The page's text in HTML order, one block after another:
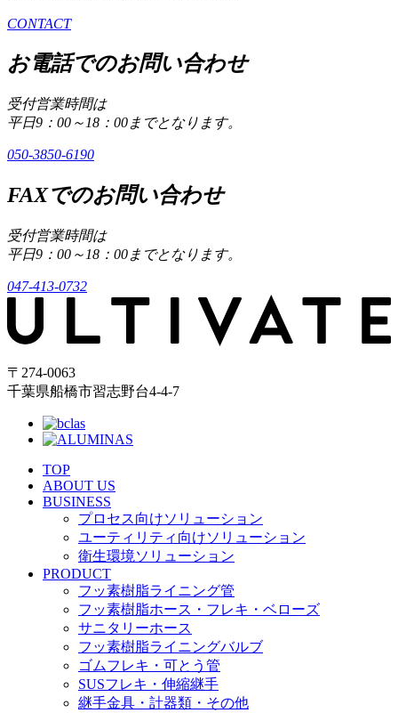
CONTACT
お電話でのお問い合わせ
受付営業時間は
平日9：00～18：00までとなります。
050-3850-6190
FAXでのお問い合わせ
受付営業時間は
平日9：00～18：00までとなります。
047-413-0732
〒274-0063
千葉県船橋市習志野台4-4-7
TOP
ABOUT US
BUSINESS
プロセス向けソリューション
ユーティリティ向けソリューション
衛生環境ソリューション
PRODUCT
フッ素樹脂ライニング管
フッ素樹脂ホース・フレキ・ベローズ
サニタリーホース
フッ素樹脂ライニングバルブ
ゴムフレキ・可とう管
SUSフレキ・伸縮継手
継手金具・計器類・その他